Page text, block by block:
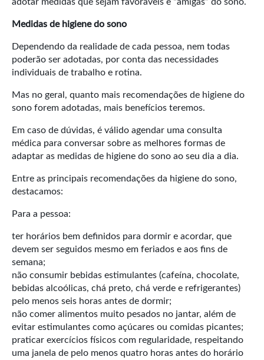
Medidas de higiene do sono
Dependendo da realidade de cada pessoa, nem todas
poderão ser adotadas, por conta das necessidades
individuais de trabalho e rotina.
Mas no geral, quanto mais recomendações de higiene do
sono forem adotadas, mais benefícios teremos.
Em caso de dúvidas, é válido agendar uma consulta
médica para conversar sobre as melhores formas de
adaptar as medidas de higiene do sono ao seu dia a dia.
Entre as principais recomendações da higiene do sono,
destacamos:
Para a pessoa:
ter horários bem definidos para dormir e acordar, que
devem ser seguidos mesmo em feriados e aos fins de
semana;
não consumir bebidas estimulantes (cafeína, chocolate,
bebidas alcoólicas, chá preto, chá verde e refrigerantes)
pelo menos seis horas antes de dormir;
não comer alimentos muito pesados no jantar, além de
evitar estimulantes como açúcares ou comidas picantes;
praticar exercícios físicos com regularidade, respeitando
uma janela de pelo menos quatro horas antes do horário